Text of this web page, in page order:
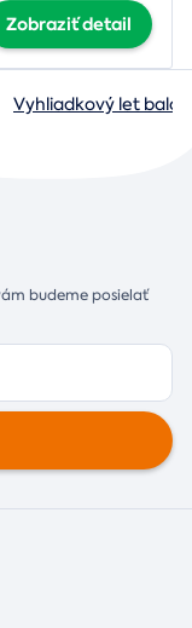
Zobraziť detail
Vyhliadkový let
budeme posielať